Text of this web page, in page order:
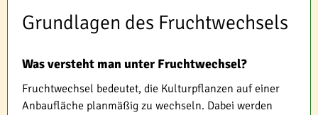
Grundlagen des Fruchtwechsels
Was versteht man unter Fruchtwechsel?
Fruchtwechsel bedeutet, die Kulturpflanzen auf einer
Anbaufläche planmäßig zu wechseln. Dabei werden